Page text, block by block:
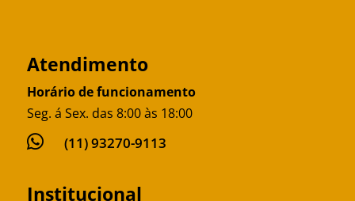
Atendimento
Horário de funcionamento
Seg. á Sex. das 8:00 às 18:00
 (11) 93270-9113
Institucional